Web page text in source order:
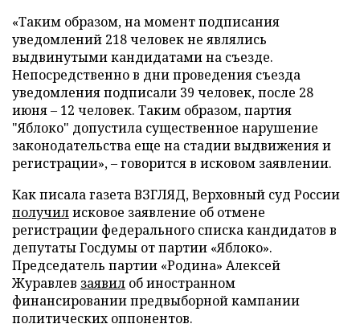
«Таким образом, на момент подписания
уведомлений 218 человек не являлись
выдвинутыми кандидатами на съезде.
Непосредственно в дни проведения съезда
уведомления подписали 39 человек, после 28
июня – 12 человек. Таким образом, партия
"Яблоко" допустила существенное нарушение
законодательства еще на стадии выдвижения и
регистрации», – говорится в исковом заявлении.
Как писала газета ВЗГЛЯД, Верховный суд России
получилисковое заявление об отмене
регистрации федерального списка кандидатов в
депутаты Госдумы от партии «Яблоко».
Председатель партии «Родина» Алексей
Журавлев заявил об иностранном
финансировании предвыборной кампании
политических оппонентов.